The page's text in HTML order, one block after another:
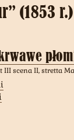
(1853 r.)
III scena II, stretta